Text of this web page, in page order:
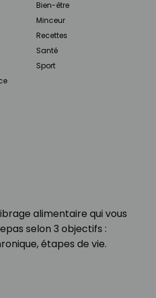
alimentaire qui vous
selon 3 objectifs :
étapes de vie.
Bien-être
Minceur
Recettes
Santé
Sport